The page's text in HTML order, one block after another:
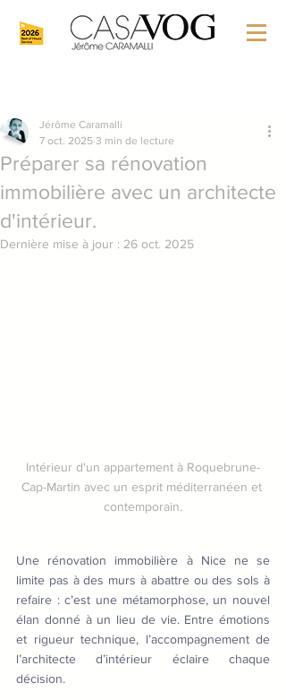
Préparer sa rénovation
immobilière avec un architecte
d'intérieur.
Jérôme Caramalli
7 oct. 2025 3 min de lecture
Dernière mise à jour : 26 oct. 2025
Intérieur d'un appartement à Roquebrune-
Cap-Martin avec un esprit méditerranéen et
contemporain.
Une rénovation immobilière à Nice ne se
limite pas à des murs à abattre ou des sols à
refaire : c’est une métamorphose, un nouvel
élan donné à un lieu de vie. Entre émotions
et rigueur technique, l’accompagnement de
l’architecte d’intérieur éclaire chaque
décision.